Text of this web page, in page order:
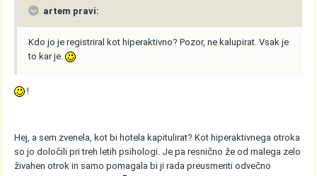
artem pravi:
Kdo jo je registriral kot hiperaktivno? Pozor, ne kalupirat. Vsak je
to kar je.
!
Hej, a sem zvenela, kot bi hotela kapitulirat? Kot hiperaktivnega otroka
so jo določili pri treh letih psihologi. Je pa resnično že od malega zelo
živahen otrok in samo pomagala bi ji rada preusmeriti odvečno